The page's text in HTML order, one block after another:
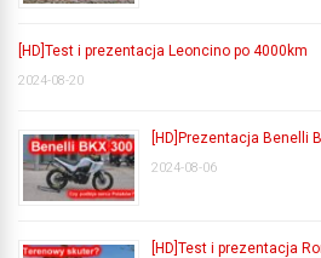
[HD]Test i prezentacja Leoncino po 4000km
2024-08-20
[HD]Prezentacja Benelli
2024-08-06
[HD]Test i prezentacja